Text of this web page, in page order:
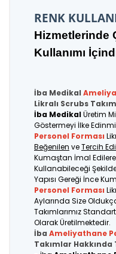
RENK
Hizmetlerinde
Kullanımı
İba Medikal
Likralı Scrubs
İba MedikalÜretim
Göstermeyi İlke
Personel Forması
Beğenilen veTercih
Kumaştan İmal
Kullanabileceği
Yapısı Gereği İnce
Personel Forması
Aylarında Size
Takımlarımız
Olarak Üretilmektedir.
İba Ameliyathane
Takımlar